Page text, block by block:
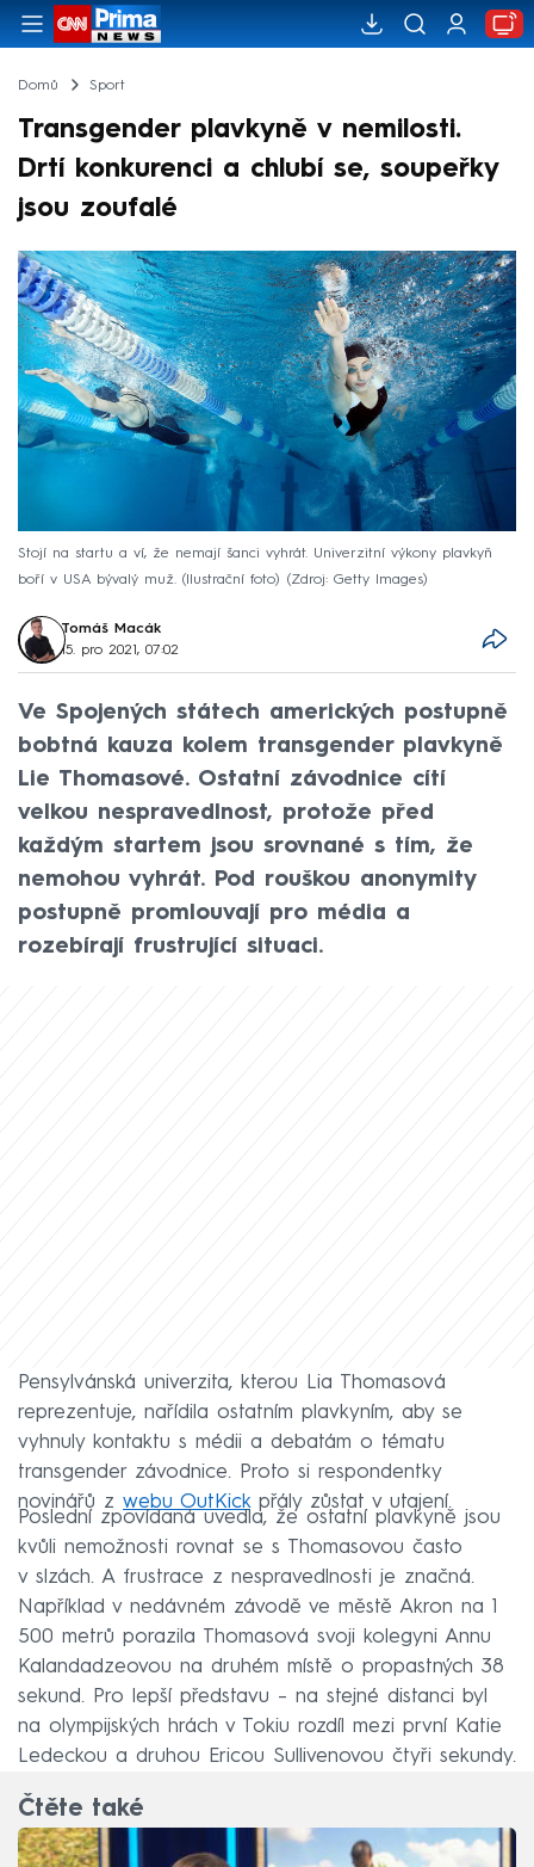
Domů Sport
Transgender plavkyně v nemilosti.
Drtí konkurenci a chlubí se, soupeřky
jsou zoufalé
Stojí na startu a ví, že nemají šanci vyhrát. Univerzitní výkony plavkyň
boří v USA bývalý muž. (Ilustrační foto)
Zdroj: Getty Images
Tomáš Macák
15. pro 2021, 07:02
Ve Spojených státech amerických postupně
bobtná kauza kolem transgender plavkyně
Lie Thomasové. Ostatní závodnice cítí
velkou nespravedlnost, protože před
každým startem jsou srovnané s tím, že
nemohou vyhrát. Pod rouškou anonymity
postupně promlouvají pro média a
rozebírají frustrující situaci.
Pensylvánská univerzita, kterou Lia Thomasová
reprezentuje, nařídila ostatním plavkyním, aby se
vyhnuly kontaktu s médii a debatám o tématu
transgender závodnice. Proto si respondentky
novinářů z webu OutKickpřály zůstat v utajení.
Poslední zpovídaná uvedla, že ostatní plavkyně jsou
kvůli nemožnosti rovnat se s Thomasovou často
v slzách. A frustrace z nespravedlnosti je značná.
Například v nedávném závodě ve městě Akron na 1
500 metrů porazila Thomasová svoji kolegyni Annu
Kalandadzeovou na druhém místě o propastných 38
sekund. Pro lepší představu – na stejné distanci byl
na olympijských hrách v Tokiu rozdíl mezi první Katie
Ledeckou a druhou Ericou Sullivenovou čtyři sekundy.
Čtěte také